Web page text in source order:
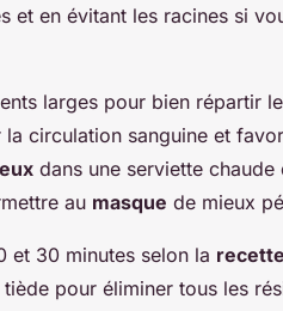
et en évitant les racines si
larges pour bien répartir le
la circulation sanguine et
dans une serviette
au masque de mieux
et 30 minutes selon la recette
tiède pour éliminer tous les